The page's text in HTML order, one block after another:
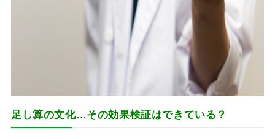
足し算の文化…その効果検証はできている？